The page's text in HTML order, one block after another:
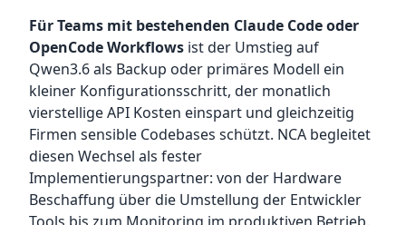
Für Teams mit bestehenden Claude Code oder
OpenCode Workflows ist der Umstieg auf
Qwen3.6 als Backup oder primäres Modell ein
kleiner Konfigurationsschritt, der monatlich
vierstellige API Kosten einspart und gleichzeitig
Firmen sensible Codebases schützt. NCA begleitet
diesen Wechsel als fester
Implementierungspartner: von der Hardware
Beschaffung über die Umstellung der Entwickler
Tools bis zum Monitoring im produktiven Betrieb.